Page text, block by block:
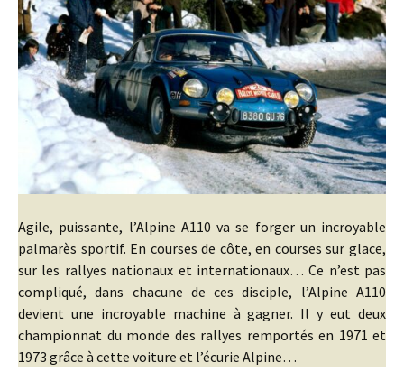
Agile, puissante, l’Alpine A110 va se forger un incroyable
palmarès sportif. En courses de côte, en courses sur glace,
sur les rallyes nationaux et internationaux… Ce n’est pas
compliqué, dans chacune de ces disciple, l’Alpine A110
devient une incroyable machine à gagner. Il y eut deux
championnat du monde des rallyes remportés en 1971 et
1973 grâce à cette voiture et l’écurie Alpine…